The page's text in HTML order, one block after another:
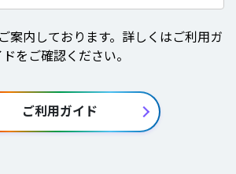
案内しております。詳しくはご利用ガ
ドをご確認ください。
ご利用ガイド